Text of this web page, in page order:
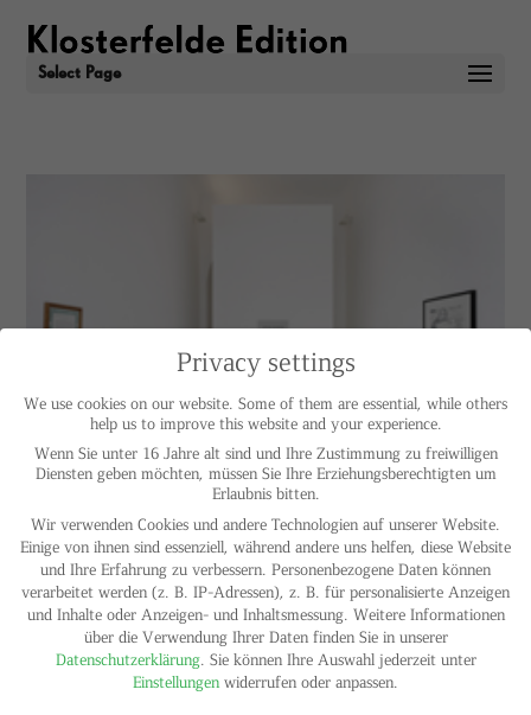
Select Page
Wright
Aug 25, 2018|Exhibitions
With Mathew Antezzo, Cady Noland, Dan Peterman, Kay Rosen
July 9 to September 5, 2009 Linienstrasse 160, 10115 Berlin
Matthew Antezzo New Government, Akwesasne Notes, 1975,
2002 pencil and graphite on paper 14.76 x 17.32 inches 37.5 x
Privacy settings
We use cookies on our website. Some of them are essential, while others
help us to improve this website and your experience.
Wenn Sie unter 16 Jahre alt sind und Ihre Zustimmung zu freiwilligen
Diensten geben möchten, müssen Sie Ihre Erziehungsberechtigten um
Erlaubnis bitten.
Wir verwenden Cookies und andere Technologien auf unserer Website.
Einige von ihnen sind essenziell, während andere uns helfen, diese Website
und Ihre Erfahrung zu verbessern. Personenbezogene Daten können
verarbeitet werden (z. B. IP-Adressen), z. B. für personalisierte Anzeigen
und Inhalte oder Anzeigen- und Inhaltsmessung. Weitere Informationen
über die Verwendung Ihrer Daten finden Sie in unserer
Datenschutzerklärung. Sie können Ihre Auswahl jederzeit unter
Einstellungen widerrufen oder anpassen.